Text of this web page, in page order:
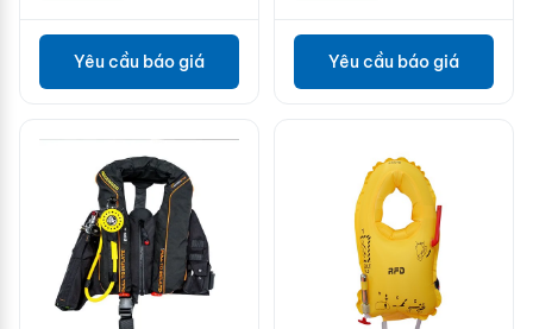
Yêu cầu báo giá Yêu cầu báo giá